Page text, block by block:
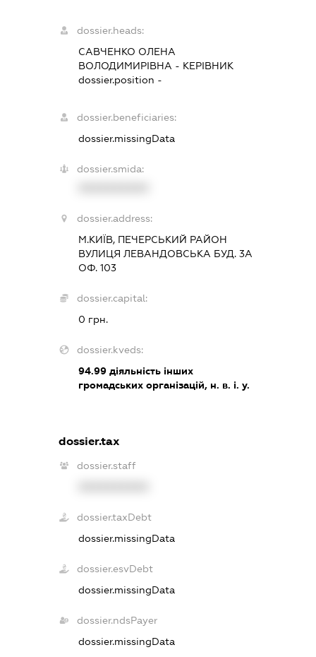
dossier.heads:
САВЧЕНКО ОЛЕНА
ВОЛОДИМИРІВНА - КЕРІВНИК
dossier.position -
dossier.beneficiaries:
dossier.missingData
dossier.smida:
dossier.address:
М.КИЇВ, ПЕЧЕРСЬКИЙ РАЙОН
ВУЛИЦЯ ЛЕВАНДОВСЬКА БУД. 3А
ОФ. 103
dossier.capital:
0 грн.
dossier.kveds:
94.99діяльність інших
громадських організацій, н. в. і. у.
dossier.tax
dossier.staff
dossier.taxDebt
dossier.missingData
dossier.esvDebt
dossier.missingData
dossier.ndsPayer
dossier.missingData